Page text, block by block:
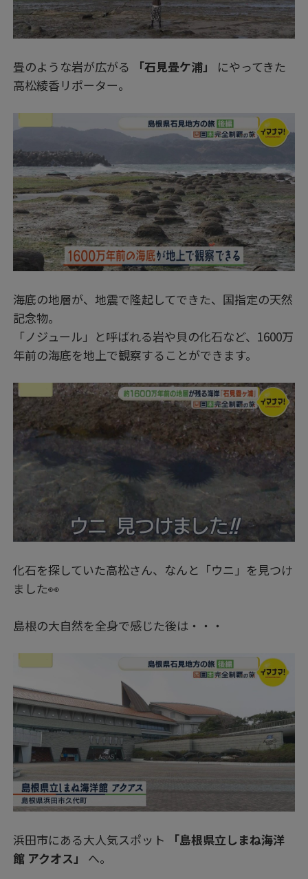
畳のような岩が広がる 「石見畳ケ浦」
にやってきた
高松綾香リポーター。
海底の地層が、地震で隆起してできた、国指定の天然
記念物。
「ノジュール」と呼ばれる岩や貝の化石など、1600万
年前の海底を地上で観察することができます。
化石を探していた高松さん、なんと「ウニ」を見つけ
ました👀
島根の大自然を全身で感じた後は・・・
浜田市にある大人気スポット
「島根県立しまね海洋
館 アクオス」
へ。